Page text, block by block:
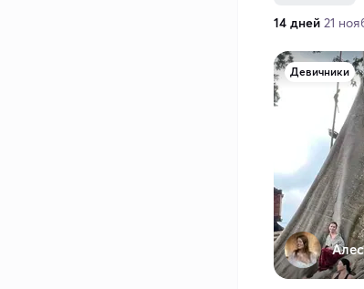
14 дней 21
Девичники